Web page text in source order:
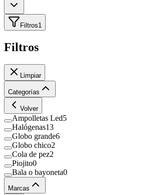
Filtros1
Filtros
Limpiar
Categorías
Volver
Ampolletas Led5
Halógenas13
Globo grande6
Globo chico2
Cola de pez2
Piojito0
Bala o bayoneta0
Marcas